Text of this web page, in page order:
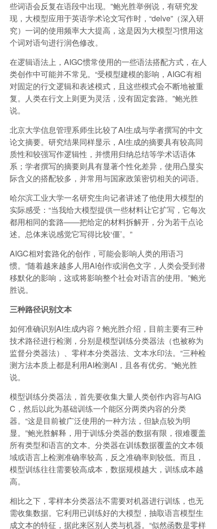
些词语会反复在语段中出现。”鲍光胜举例说，有研究发
现，大模型应用于英语学术论文写作时，“delve”（深入研
究）一词的使用频率大大提高，这是因为大模型习惯用这
个词对语句进行润色修改。
在逻辑语法上，AIGC惯常使用的一些语法搭配方式，在人
类创作中可能并不常见。“受模型建模的影响，AIGC有相
对固定的行文逻辑和表述模式，且这些模式会不断地被重
复。人类在行文上则更为灵活，没有固定套路。”鲍光胜
说。
北京大学信息管理系师生比较了AI生成与学者撰写的中文
论文摘要。研究结果同样显示，AI生成的摘要具有较高同
质性和较强写作逻辑性，并惯用归纳总结等学术话语体
系；学者撰写的摘要则具有显著个性化差异，使用凸显实
际含义的搭配较多，并常用与国家政策密切相关的词语。
哈尔滨工业大学一名研究生向记者讲述了他使用大模型的
实际感受：“当我给大模型提供一些材料让它扩写，它每次
都用相同的套路——把给定的材料拆解开，分为若干点论
述。总体来说感觉它写得比较‘僵’。”
AIGC相对套路化的创作，可能会影响人类的用语习
惯。“随着越来越多人用AI创作或润色文字，人类会受到潜
移默化的影响，这或将影响整个社会对语言的使用。”鲍光
胜说。
三种路径识别文本
如何准确识别AI生成内容？鲍光胜介绍，目前主要有三种
技术路径进行检测，分别是模型训练分类器法（也被称为
监督分类器法）、零样本分类器法、文本水印法。“三种检
测方法本质上都是利用AI检测AI，且各有优劣。”鲍光胜
说。
模型训练分类器法，首先要收集大量人类创作内容与AIG
C，然后以此为基础训练一个能区分两类内容的分类
器。“这是目前被广泛使用的一种方法，但缺点较为明
显。”鲍光胜解释，用于训练分类器的数据有限，很难覆盖
所有类型和语言的文本。分类器在训练数据覆盖的文本领
域或语言上检测准确率较高，反之准确率则较低。而且，
模型训练往往需要较高成本，数据规模越大，训练成本越
高。
相比之下，零样本分类器法不需要对机器进行训练，也无
需收集数据。它利用已训练好的大模型，抽取语言模型生
成文本的特征，据此来区别人类与机器。“似然函数是零样